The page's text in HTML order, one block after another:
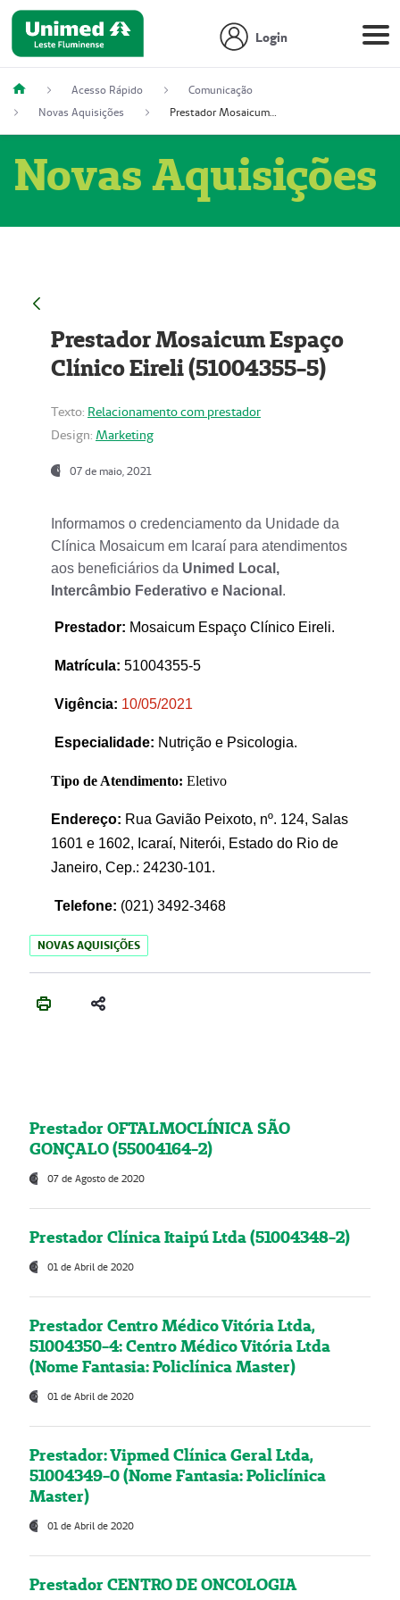
Login
Acesso Rápido
Comunicação
Novas Aquisições
Prestador Mosaicum Espaço Clínico Eireli (51004355-5)
Novas Aquisições
Prestador Mosaicum Espaço
Clínico Eireli (51004355-5)
Texto: Relacionamento com prestador
Design: Marketing
07 de maio, 2021
Informamos o credenciamento da Unidade da
Clínica Mosaicum em Icaraí para atendimentos
aos beneficiários da Unimed Local,
Intercâmbio Federativo e Nacional .
Prestador: Mosaicum Espaço Clínico Eireli.
Matrícula: 51004355-5
Vigência: 10/05/2021
Especialidade: Nutrição e Psicologia.
Tipo de Atendimento: Eletivo
Endereço: Rua Gavião Peixoto, nº. 124, Salas
1601 e 1602, Icaraí, Niterói, Estado do Rio de
Janeiro, Cep.: 24230-101.
Telefone: (021) 3492-3468
NOVAS AQUISIÇÕES
Prestador OFTALMOCLÍNICA SÃO
GONÇALO (55004164-2)
07 de Agosto de 2020
Prestador Clínica Itaipú Ltda (51004348-2)
01 de Abril de 2020
Prestador Centro Médico Vitória Ltda,
51004350-4: Centro Médico Vitória Ltda
(Nome Fantasia: Policlínica Master)
01 de Abril de 2020
Prestador: Vipmed Clínica Geral Ltda,
51004349-0 (Nome Fantasia: Policlínica
Master)
01 de Abril de 2020
Prestador CENTRO DE ONCOLOGIA